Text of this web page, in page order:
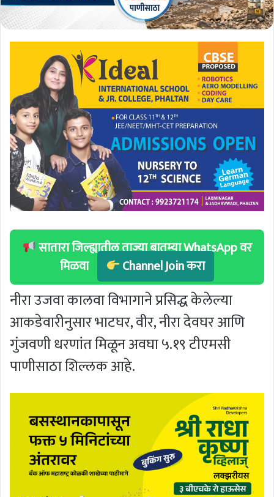
सातारा जिल्ह्यातील ताज्या बातम्या WhatsApp वर
मिळवा
Channel Join करा
नीरा उजवा कालवा विभागाने प्रसिद्ध केलेल्या
आकडेवारीनुसार भाटघर, वीर, नीरा देवघर आणि
गुंजवणी धरणांत मिळून अवघा ५.१९ टीएमसी
पाणीसाठा शिल्लक आहे.